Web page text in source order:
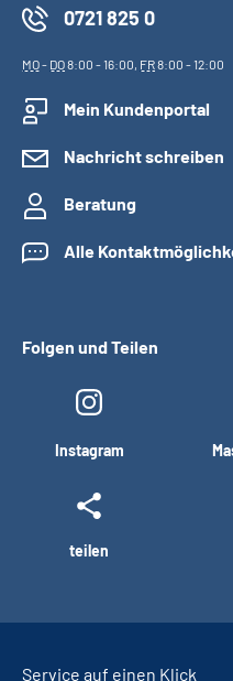
0721 825 0
MO- DO8:00 - 16:00, FR8:00 - 12:00
Mein Kundenportal
Nachricht schreiben
Beratung
Alle
Folgen und Teilen
Instagram
teilen
Service auf einen Klick